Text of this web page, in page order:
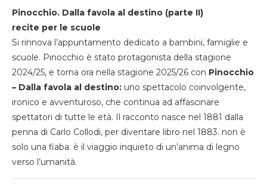
Pinocchio. Dalla favola al destino (parte II)
recite per le scuole
Si rinnova l’appuntamento dedicato a bambini, famiglie e
scuole. Pinocchio è stato protagonista della stagione
2024/25, e torna ora nella stagione 2025/26 con Pinocchio
– Dalla favola al destino: uno spettacolo coinvolgente,
ironico e avventuroso, che continua ad affascinare
spettatori di tutte le età. Il racconto nasce nel 1881 dalla
penna di Carlo Collodi, per diventare libro nel 1883. non è
solo una fiaba: è il viaggio inquieto di un’anima di legno
verso l’umanità.